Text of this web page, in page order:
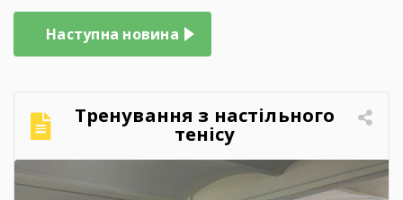
Наступна новина
Тренування з настільного
тенісу